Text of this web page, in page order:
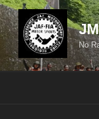
コ
ン
テ
ン
ツ
No